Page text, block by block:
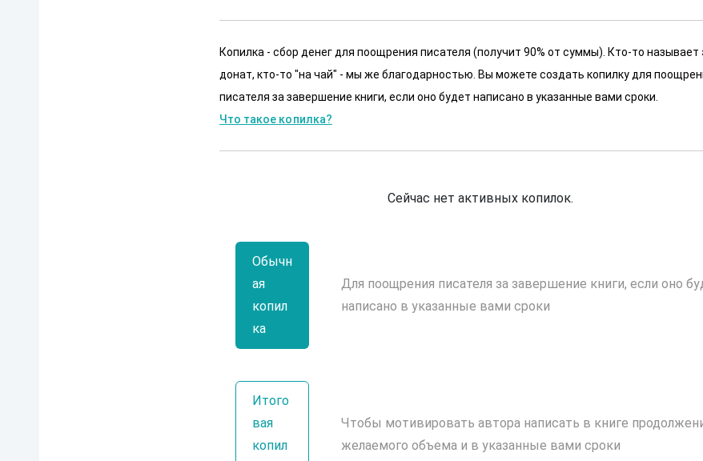
Копилка - сбор денег для поощрения писателя (получит 90% от суммы). Кто-то называет
донат, кто-то "на чай" - мы же благодарностью. Вы можете создать копилку для
писателя за завершение книги, если оно будет написано в указанные вами сроки.
Что такое копилка?
Сейчас нет активных копилок.
Обычн
ая
копил
ка
Для поощрения писателя за завершение книги, если оно
написано в указанные вами сроки
Итого
вая
копил
Чтобы мотивировать автора написать в книге
желаемого объема и в указанные вами сроки